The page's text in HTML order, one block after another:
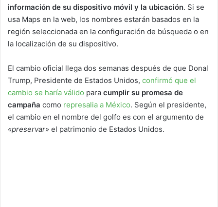
información de su dispositivo móvil y la ubicación. Si se
usa Maps en la web, los nombres estarán basados en la
región seleccionada en la configuración de búsqueda o en
la localización de su dispositivo.
El cambio oficial llega dos semanas después de que Donal
Trump, Presidente de Estados Unidos, confirmó que el
cambio se haría válido para cumplir su promesa de
campaña como represalia a México. Según el presidente,
el cambio en el nombre del golfo es con el argumento de
«preservar» el patrimonio de Estados Unidos.